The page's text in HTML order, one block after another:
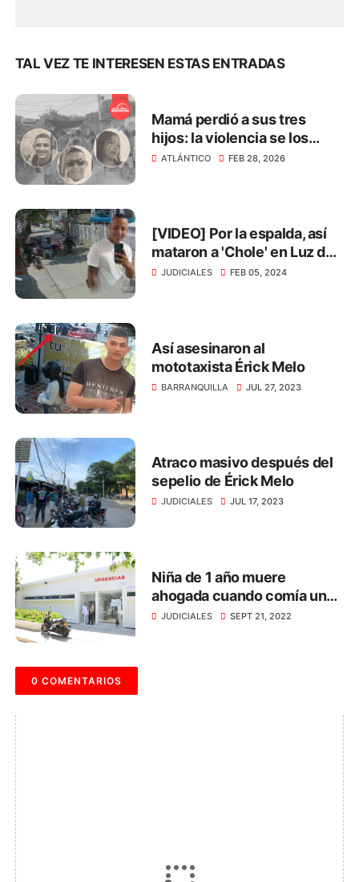
TAL VEZ TE INTERESEN ESTAS ENTRADAS
Mamá perdió a sus tres
hijos: la violencia se los
arrebató en menos de 3
ATLÁNTICO FEB 28, 2026
[VIDEO] Por la espalda, así
mataron a 'Chole' en Luz del
Mundo
JUDICIALES FEB 05, 2024
Así asesinaron al
mototaxista Érick Melo
BARRANQUILLA JUL 27, 2023
Atraco masivo después del
sepelio de Érick Melo
JUDICIALES JUL 17, 2023
Niña de 1 año muere
ahogada cuando comía un
dulce, en Santa Marta
JUDICIALES SEPT 21, 2022
0 COMENTARIOS